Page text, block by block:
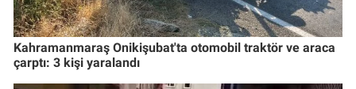
Kahramanmaraş Onikişubat'ta otomobil traktör ve araca
çarptı: 3 kişi yaralandı